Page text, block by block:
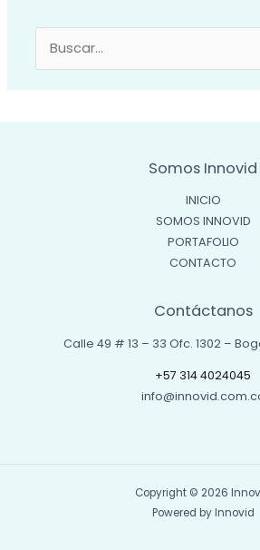
Buscar
por:
Somos Innovid
INICIO
SOMOS INNOVID
PORTAFOLIO
CONTACTO
Contáctanos
Calle 49 # 13 – 33 Ofc. 1302 –
+57 314 4024045
Copyright © 2026
Powered by Innovid